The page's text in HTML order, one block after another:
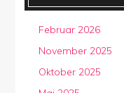
Februar 2026
November 2025
Oktober 2025